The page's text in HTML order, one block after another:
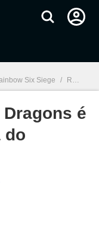
Six Siege / Rainbow Six: Black Dragons é campeã da 2ª etapa do Circuito Feminino
é
do